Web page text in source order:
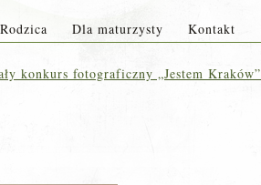
Dla maturzysty Kontakt
konkurs fotograficzny „Jestem Kraków”